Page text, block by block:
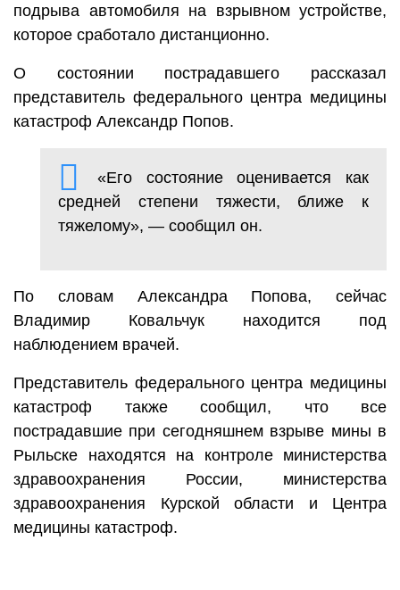
подрыва автомобиля на взрывном устройстве,
которое сработало дистанционно.
О состоянии пострадавшего рассказал
представитель федерального центра медицины
катастроф Александр Попов.
«Его состояние оценивается как
средней степени тяжести, ближе к
тяжелому», — сообщил он.
По словам Александра Попова, сейчас
Владимир Ковальчук находится под
наблюдением врачей.
Представитель федерального центра медицины
катастроф также сообщил, что все
пострадавшие при сегодняшнем взрыве мины в
Рыльске находятся на контроле министерства
здравоохранения России, министерства
здравоохранения Курской области и Центра
медицины катастроф.